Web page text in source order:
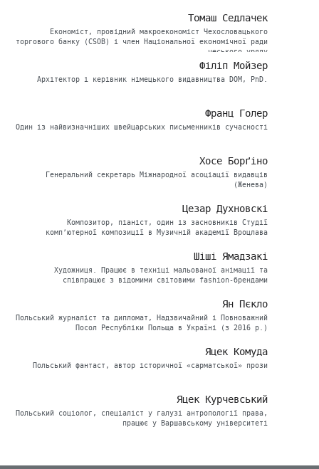
Томаш Седлачек
Економіст, провідний макроекономіст Чехословацького
торгового банку (CSOB) і член Національної економічної ради
чеського уряду
Філіп Мойзер
Архітектор і керівник німецького видавництва DOM, PhD.
Франц Голер
Один із найвизначніших швейцарських письменників сучасності
Хосе Борґіно
Генеральний секретарь Міжнародної асоціації видавців
(Женева)
Цезар Духновскі
Композитор, піаніст, один із засновників Студії
комп’ютерної композиції в Музичній академії Вроцлава
Шіші Ямадзакі
Художниця. Працює в техніці мальованої анімації та
співпрацює з відомими світовими fashion-брендами
Ян Пєкло
Польський журналіст та дипломат, Надзвичайний і Повноважний
Посол Республіки Польща в Україні (з 2016 р.)
Яцек Комуда
Польський фантаст, автор історичної «сарматської» прози
Яцек Курчевський
Польський соціолог, спеціаліст у галузі антропології права,
працює у Варшавському університеті